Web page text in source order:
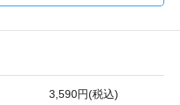
3,590円(税込)